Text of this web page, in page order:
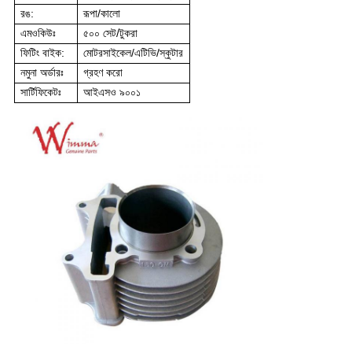
রঙ:
রূপা/কালো
এমওকিউঃ
৫০০ সেট/টুকরা
ফিটিং বাইক:
মোটরসাইকেল/এটিভি/স্কুটার
নমুনা অর্ডারঃ
গ্রহণ করো
সার্টিফিকেটঃ
আইএসও ৯০০১